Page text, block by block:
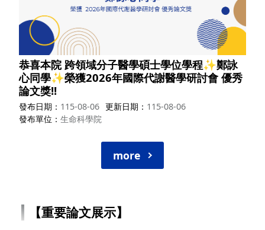
恭喜本院 跨領域分子醫學碩士學位學程✨鄭詠
心同學✨榮獲2026年國際代謝醫學研討會 優秀
論文獎!!
發布日期 115-08-06 更新日期
115-08-06
發布單位
生命科學院
more
【重要論文展示】